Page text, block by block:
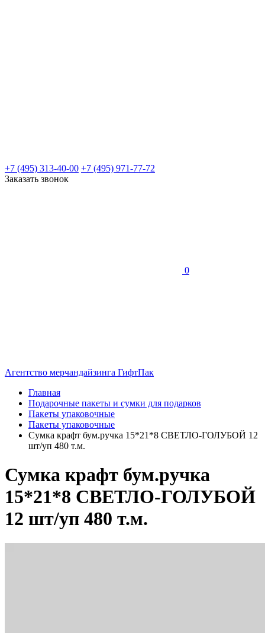
+7 (495) 313-40-00 +7 (495) 971-77-72
Заказать звонок
0
Агентство мерчандайзинга ГифтПак
Главная
Подарочные пакеты и сумки для подарков
Пакеты упаковочные
Пакеты упаковочные
Сумка крафт бум.ручка 15*21*8 СВЕТЛО-ГОЛУБОЙ 12
шт/уп 480 т.м.
Сумка крафт бум.ручка
15*21*8 СВЕТЛО-ГОЛУБОЙ
12 шт/уп 480 т.м.